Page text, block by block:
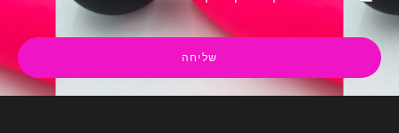
שליחה